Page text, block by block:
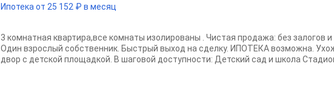
Ипотека от 25 152 ₽ в месяц
3 комнатная квартира,все комнаты изолированы . Чистая продажа: без залогов и
Один взрослый собственник. Быстрый выход на сделку. ИПОТЕКА возможна.
двор с детской площадкой. В шаговой доступности: Детский сад и школа